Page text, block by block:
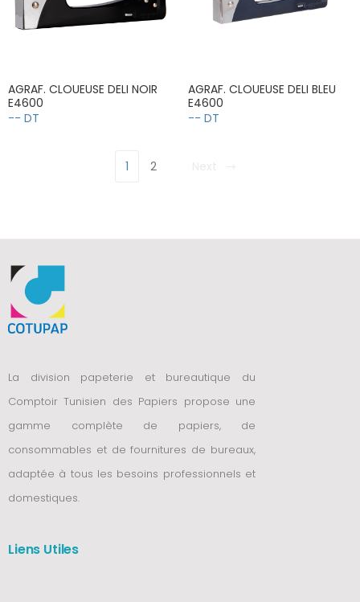
AGRAF. CLOUEUSE DELI NOIR
E4600
-- DT
AGRAF. CLOUEUSE DELI BLEU
E4600
-- DT
1 2
La division papeterie et bureautique du
Comptoir Tunisien des Papiers propose une
gamme complète de papiers, de
consommables et de fournitures de bureaux,
adaptée à tous les besoins professionnels et
domestiques.
Liens Utiles